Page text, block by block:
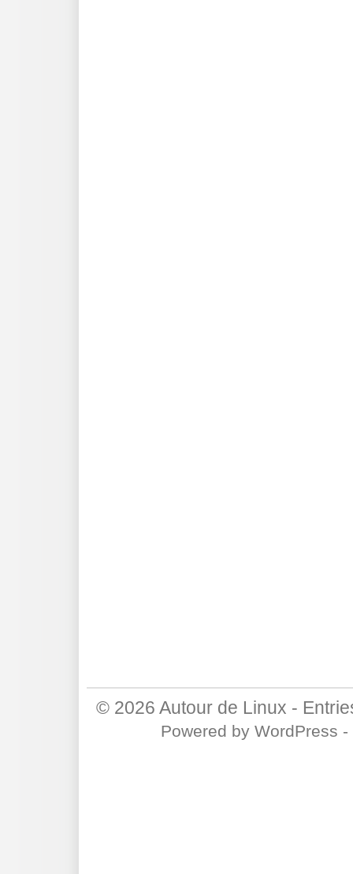
© 2026 Autour de Linux -
Powered by WordPress -